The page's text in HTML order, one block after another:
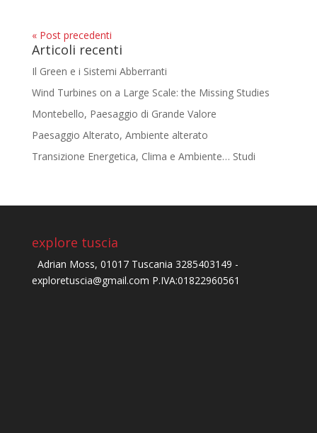
« Post precedenti
Articoli recenti
Il Green e i Sistemi Abberranti
Wind Turbines on a Large Scale: the Missing Studies
Montebello, Paesaggio di Grande Valore
Paesaggio Alterato, Ambiente alterato
Transizione Energetica, Clima e Ambiente… Studi
explore tuscia
Adrian Moss, 01017 Tuscania 3285403149 -
exploretuscia@gmail.com P.IVA:01822960561